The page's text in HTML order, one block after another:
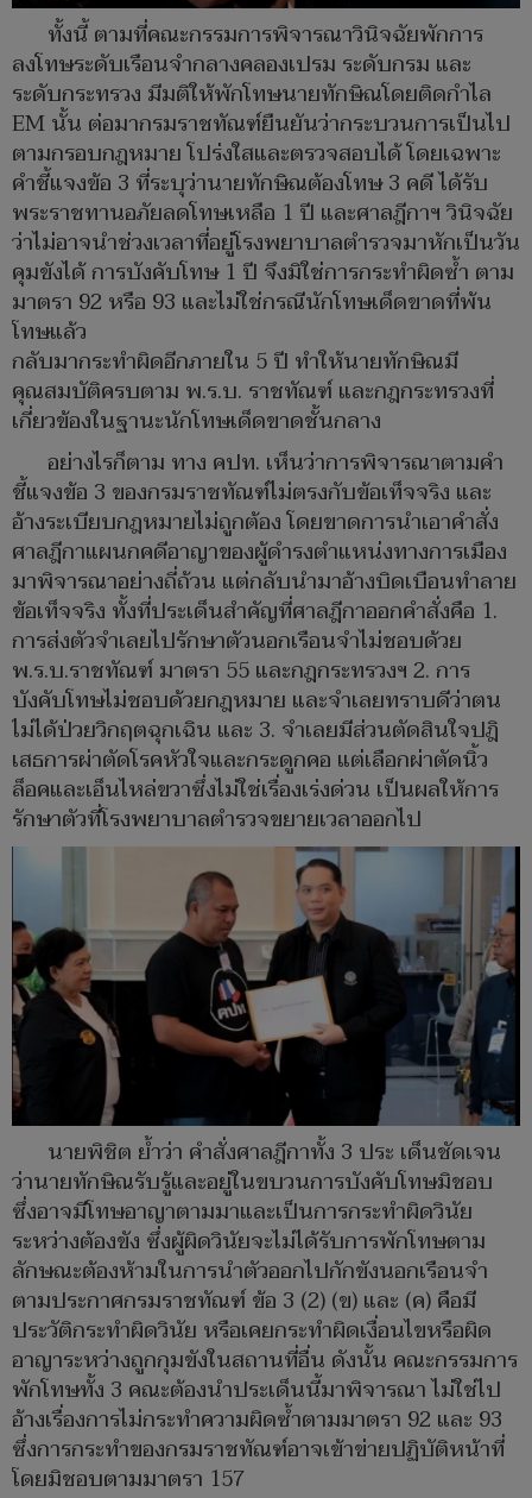
ทั้งนี้ ตามที่คณะกรรมการพิจารณาวินิจฉัยพักการ
ลงโทษระดับเรือนจำกลางคลองเปรม ระดับกรม และ
ระดับกระทรวง มีมติให้พักโทษนายทักษิณโดยติดกำไล
EM นั้น ต่อมากรมราชทัณฑ์ยืนยันว่ากระบวนการเป็นไป
ตามกรอบกฎหมาย โปร่งใสและตรวจสอบได้ โดยเฉพาะ
คำชี้แจงข้อ 3 ที่ระบุว่านายทักษิณต้องโทษ 3 คดี ได้รับ
พระราชทานอภัยลดโทษเหลือ 1 ปี และศาลฎีกาฯ วินิจฉัย
ว่าไม่อาจนำช่วงเวลาที่อยู่โรงพยาบาลตำรวจมาหักเป็นวัน
คุมขังได้ การบังคับโทษ 1 ปี จึงมิใช่การกระทำผิดซ้ำ ตาม
มาตรา 92 หรือ 93 และไม่ใช่กรณีนักโทษเด็ดขาดที่พ้น
โทษแล้ว
กลับมากระทำผิดอีกภายใน 5 ปี ทำให้นายทักษิณมี
คุณสมบัติครบตาม พ.ร.บ. ราชทัณฑ์ และกฎกระทรวงที่
เกี่ยวข้องในฐานะนักโทษเด็ดขาดชั้นกลาง
อย่างไรก็ตาม ทาง คปท. เห็นว่าการพิจารณาตามคำ
ชี้แจงข้อ 3 ของกรมราชทัณฑ์ไม่ตรงกับข้อเท็จจริง และ
อ้างระเบียบกฎหมายไม่ถูกต้อง โดยขาดการนำเอาคำสั่ง
ศาลฎีกาแผนกคดีอาญาของผู้ดำรงตำแหน่งทางการเมือง
มาพิจารณาอย่างถี่ถ้วน แต่กลับนำมาอ้างบิดเบือนทำลาย
ข้อเท็จจริง ทั้งที่ประเด็นสำคัญที่ศาลฎีกาออกคำสั่งคือ 1.
การส่งตัวจำเลยไปรักษาตัวนอกเรือนจำไม่ชอบด้วย
พ.ร.บ.ราชทัณฑ์ มาตรา 55 และกฎกระทรวงฯ 2. การ
บังคับโทษไม่ชอบด้วยกฎหมาย และจำเลยทราบดีว่าตน
ไม่ได้ป่วยวิกฤตฉุกเฉิน และ 3. จำเลยมีส่วนตัดสินใจปฎิ
เสธการผ่าตัดโรคหัวใจและกระดูกคอ แต่เลือกผ่าตัดนิ้ว
ล็อคและเอ็นไหล่ขวาซึ่งไม่ใช่เรื่องเร่งด่วน เป็นผลให้การ
รักษาตัวที่โรงพยาบาลตำรวจขยายเวลาออกไป
นายพิชิต ย้ำว่า คำสั่งศาลฎีกาทั้ง 3 ประ เด็นชัดเจน
ว่านายทักษิณรับรู้และอยู่ในขบวนการบังคับโทษมิชอบ
ซึ่งอาจมีโทษอาญาตามมาและเป็นการกระทำผิดวินัย
ระหว่างต้องขัง ซึ่งผู้ผิดวินัยจะไม่ได้รับการพักโทษตาม
ลักษณะต้องห้ามในการนำตัวออกไปกักขังนอกเรือนจำ
ตามประกาศกรมราชทัณฑ์ ข้อ 3 (2) (ข) และ (ค) คือมี
ประวัติกระทำผิดวินัย หรือเคยกระทำผิดเงื่อนไขหรือผิด
อาญาระหว่างถูกกุมขังในสถานที่อื่น ดังนั้น คณะกรรมการ
พักโทษทั้ง 3 คณะต้องนำประเด็นนี้มาพิจารณา ไม่ใช่ไป
อ้างเรื่องการไม่กระทำความผิดซ้ำตามมาตรา 92 และ 93
ซึ่งการกระทำของกรมราชทัณฑ์อาจเข้าข่ายปฏิบัติหน้าที่
โดยมิชอบตามมาตรา 157